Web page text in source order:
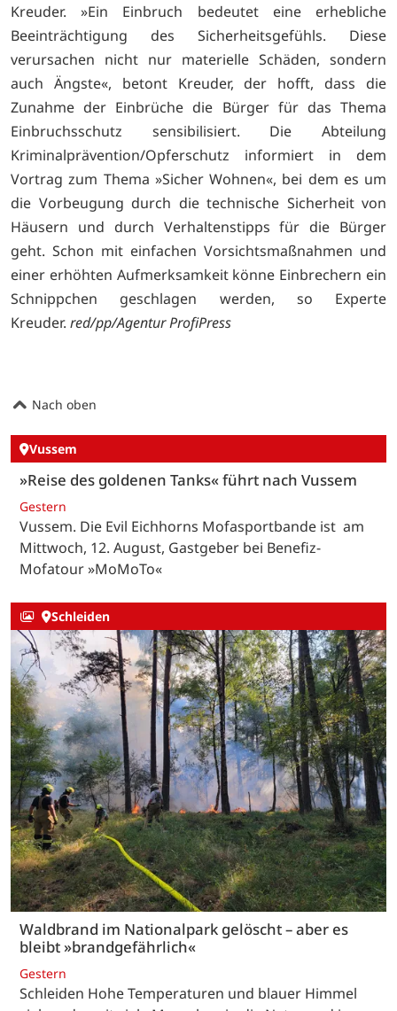
Kreuder. »Ein Einbruch bedeutet eine erhebliche
Beeinträchtigung des Sicherheitsgefühls. Diese
verursachen nicht nur materielle Schäden, sondern
auch Ängste«, betont Kreuder, der hofft, dass die
Zunahme der Einbrüche die Bürger für das Thema
Einbruchsschutz sensibilisiert. Die Abteilung
Kriminalprävention/Opferschutz informiert in dem
Vortrag zum Thema »Sicher Wohnen«, bei dem es um
die Vorbeugung durch die technische Sicherheit von
Häusern und durch Verhaltenstipps für die Bürger
geht. Schon mit einfachen Vorsichtsmaßnahmen und
einer erhöhten Aufmerksamkeit könne Einbrechern ein
Schnippchen geschlagen werden, so Experte
Kreuder. red/pp/Agentur ProfiPress
Nach oben
Vussem
»Reise des goldenen Tanks« führt nach Vussem
Gestern
Vussem. Die Evil Eichhorns Mofasportbande ist am
Mittwoch, 12. August, Gastgeber bei Benefiz-
Mofatour »MoMoTo«
Schleiden
Waldbrand im Nationalpark gelöscht – aber es
bleibt »brandgefährlich«
Gestern
Schleiden Hohe Temperaturen und blauer Himmel